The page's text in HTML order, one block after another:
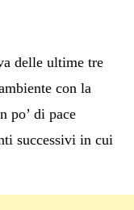
delle ultime tre
con la
po’ di pace
successivi in cui